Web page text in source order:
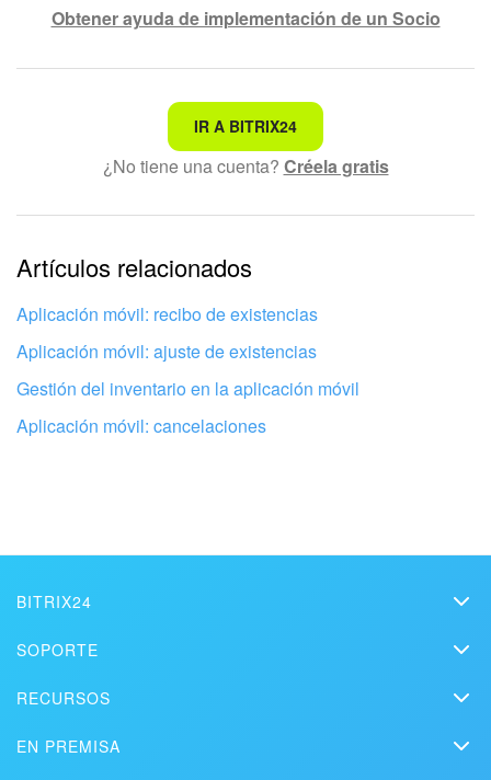
Obtener ayuda de implementación de un Socio
No es lo que estoy buscando
Texto complicado e incomprensible
La información está desactualizada
La explicación es demasiado corta. Necesito más
información
No me gusta cómo funciona esta herramienta
Configura tu Bitrix24 con profesionales
IR A BITRIX24
¿No tiene una cuenta? Créela gratis
Artículos relacionados
Aplicación móvil: recibo de existencias
Aplicación móvil: ajuste de existencias
Gestión del inventario en la aplicación móvil
Aplicación móvil: cancelaciones
BITRIX24
Kit de medios
Contacto
SOPORTE
Videos instructivos
RECURSOS
EN PREMISA